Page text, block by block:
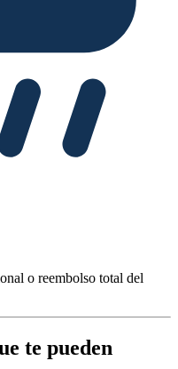
o reembolso total del
te pueden